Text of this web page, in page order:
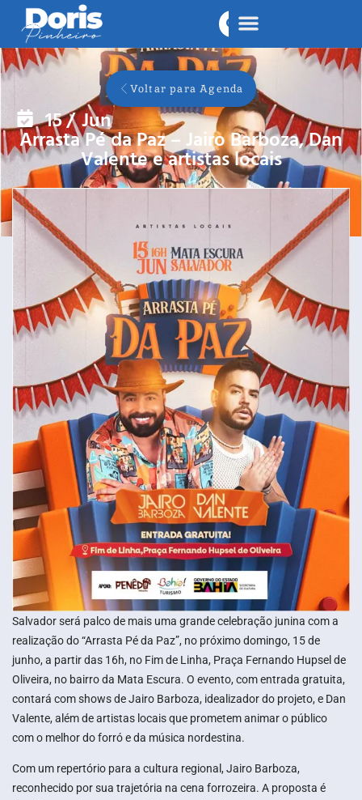
Voltar para Agenda
15/ Jun
Arrasta Pé da Paz – Jairo Barboza, Dan
Valente e artistas locais
Salvador será palco de mais uma grande celebração junina com a
realização do “Arrasta Pé da Paz”, no próximo domingo, 15 de
junho, a partir das 16h, no Fim de Linha, Praça Fernando Hupsel de
Oliveira, no bairro da Mata Escura. O evento, com entrada gratuita,
contará com shows de Jairo Barboza, idealizador do projeto, e Dan
Valente, além de artistas locais que prometem animar o público
com o melhor do forró e da música nordestina.
Com um repertório para a cultura regional, Jairo Barboza,
reconhecido por sua trajetória na cena forrozeira. A proposta é